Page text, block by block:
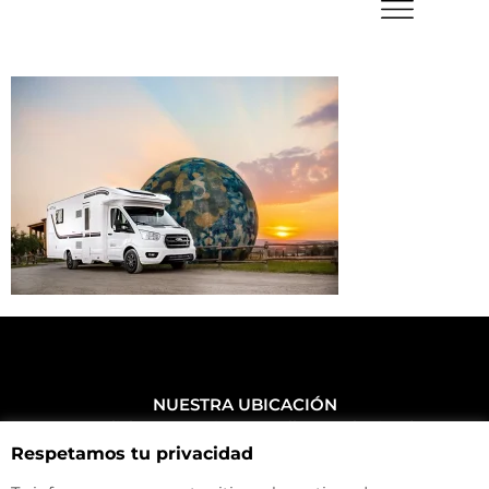
NUESTRA UBICACIÓN
Haz click aquí y mira como llegar a la tienda
CONTACTA CON NOSOTROS
+34 972 500 449
Respetamos tu privacidad